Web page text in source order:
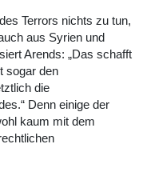
Terrors nichts zu tun,
aus Syrien und
Arends: „Das schafft
sogar den
die
Denn einige der
kaum mit dem